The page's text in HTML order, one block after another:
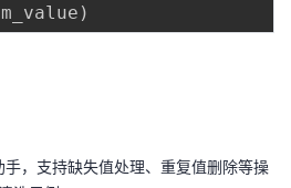
)
，支持缺失值处理、重复值删除等操